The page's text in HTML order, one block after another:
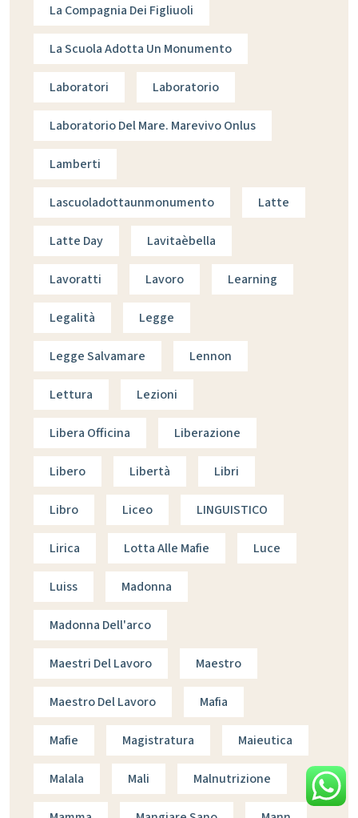
La Compagnia Dei Figliuoli
La Scuola Adotta Un Monumento
Laboratori Laboratorio
Laboratorio Del Mare. Marevivo Onlus
Lamberti
Lascuoladottaunmonumento Latte
Latte Day Lavitaèbella
Lavoratti Lavoro Learning
Legalità Legge
Legge Salvamare Lennon
Lettura Lezioni
Libera Officina Liberazione
Libero Libertà Libri
Libro Liceo LINGUISTICO
Lirica Lotta Alle Mafie Luce
Luiss Madonna
Madonna Dell'arco
Maestri Del Lavoro Maestro
Maestro Del Lavoro Mafia
Mafie Magistratura Maieutica
Malala Mali Malnutrizione